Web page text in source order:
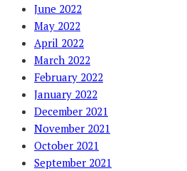
June 2022
May 2022
April 2022
March 2022
February 2022
January 2022
December 2021
November 2021
October 2021
September 2021